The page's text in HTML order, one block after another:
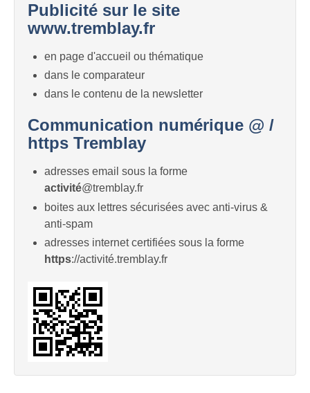
Publicité sur le site
www.tremblay.fr
en page d'accueil ou thématique
dans le comparateur
dans le contenu de la newsletter
Communication numérique @ /
https Tremblay
adresses email sous la forme
activité@tremblay.fr
boites aux lettres sécurisées avec anti-virus &
anti-spam
adresses internet certifiées sous la forme
https://activité.tremblay.fr